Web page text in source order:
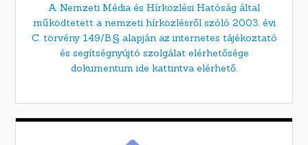
A Nemzeti Média és Hírközlési Hatóság által
működtetett a nemzeti hírközlésről szóló 2003. évi
C. törvény 149/B.§ alapján az internetes tájékoztató
és segítségnyújtó szolgálat elérhetősége
dokumentum ide kattintva elérhető.